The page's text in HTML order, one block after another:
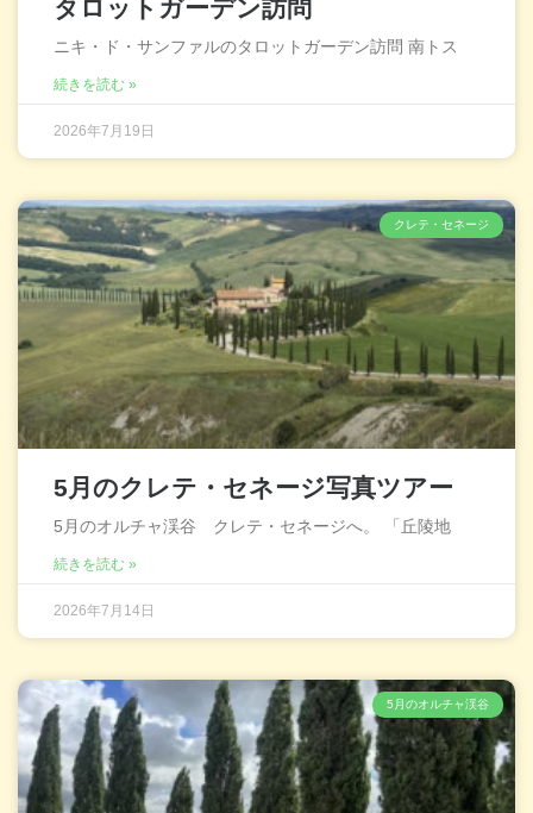
タロットガーデン訪問
ニキ・ド・サンファルのタロットガーデン訪問 南トス
続きを読む »
2026年7月19日
クレテ・セネージ
5月のクレテ・セネージ写真ツアー
5月のオルチャ渓谷 クレテ・セネージへ。 「丘陵地
続きを読む »
2026年7月14日
5月のオルチャ渓谷